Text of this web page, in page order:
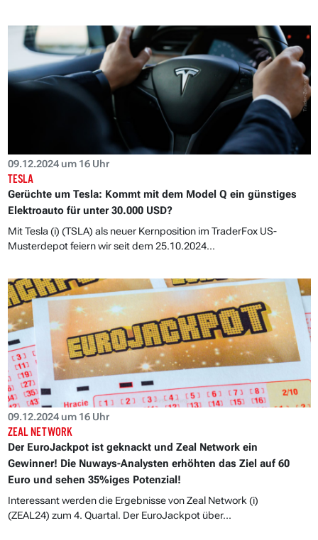
09.12.2024 um 16 Uhr
TESLA
Gerüchte um Tesla: Kommt mit dem Model Q ein günstiges
Elektroauto für unter 30.000 USD?
Mit Tesla (i) (TSLA) als neuer Kernposition im TraderFox US-
Musterdepot feiern wir seit dem 25.10.2024...
09.12.2024 um 16 Uhr
ZEAL NETWORK
Der EuroJackpot ist geknackt und Zeal Network ein
Gewinner! Die Nuways-Analysten erhöhten das Ziel auf 60
Euro und sehen 35%iges Potenzial!
Interessant werden die Ergebnisse von Zeal Network (i)
(ZEAL24) zum 4. Quartal. Der EuroJackpot über...